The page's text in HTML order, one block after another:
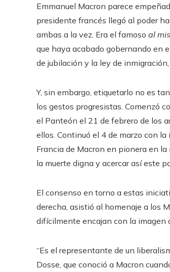
Emmanuel Macron parece
presidente francés llegó al poder
ambas a la vez. Era el famoso al
que haya acabado gobernando en
de jubilación y la ley de
Y, sin embargo, etiquetarlo no es
los gestos progresistas. Comenzó
el Panteón el 21 de febrero de los
ellos. Continuó el 4 de marzo con
Francia de Macron en pionera en
la muerte digna y acercar así este
El consenso en torno a estas
derecha, asistió al homenaje a los
difícilmente encajan con la imagen
“Es el representante de un
Dosse, que conoció a Macron